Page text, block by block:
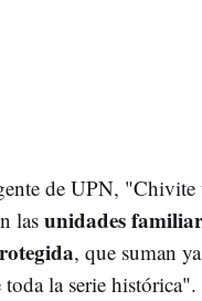
de UPN, "Chivite
las unidades
, que suman
toda la serie